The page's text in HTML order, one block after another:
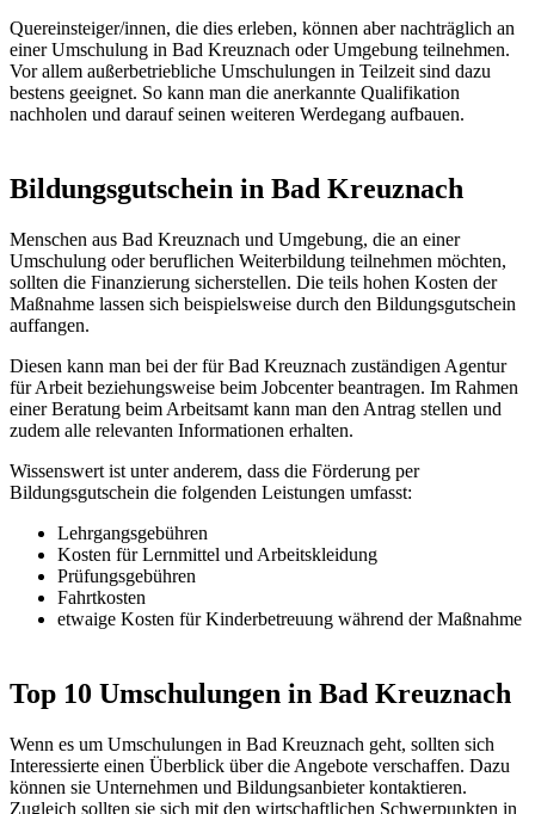
Quereinsteiger/innen, die dies erleben, können aber nachträglich an
einer Umschulung in Bad Kreuznach oder Umgebung teilnehmen.
Vor allem außerbetriebliche Umschulungen in Teilzeit sind dazu
bestens geeignet. So kann man die anerkannte Qualifikation
nachholen und darauf seinen weiteren Werdegang aufbauen.
Bildungsgutschein in Bad Kreuznach
Menschen aus Bad Kreuznach und Umgebung, die an einer
Umschulung oder beruflichen Weiterbildung teilnehmen möchten,
sollten die Finanzierung sicherstellen. Die teils hohen Kosten der
Maßnahme lassen sich beispielsweise durch den Bildungsgutschein
auffangen.
Diesen kann man bei der für Bad Kreuznach zuständigen Agentur
für Arbeit beziehungsweise beim Jobcenter beantragen. Im Rahmen
einer Beratung beim Arbeitsamt kann man den Antrag stellen und
zudem alle relevanten Informationen erhalten.
Wissenswert ist unter anderem, dass die Förderung per
Bildungsgutschein die folgenden Leistungen umfasst:
Lehrgangsgebühren
Kosten für Lernmittel und Arbeitskleidung
Prüfungsgebühren
Fahrtkosten
etwaige Kosten für Kinderbetreuung während der Maßnahme
Top 10 Umschulungen in Bad Kreuznach
Wenn es um Umschulungen in Bad Kreuznach geht, sollten sich
Interessierte einen Überblick über die Angebote verschaffen. Dazu
können sie Unternehmen und Bildungsanbieter kontaktieren.
Zugleich sollten sie sich mit den wirtschaftlichen Schwerpunkten in